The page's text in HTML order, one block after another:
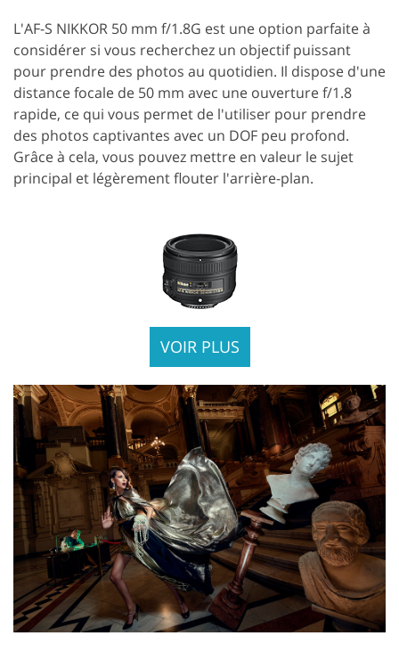
L'AF-S NIKKOR 50 mm f/1.8G est une option parfaite à
considérer si vous recherchez un objectif puissant
pour prendre des photos au quotidien. Il dispose d'une
distance focale de 50 mm avec une ouverture f/1.8
rapide, ce qui vous permet de l'utiliser pour prendre
des photos captivantes avec un DOF peu profond.
Grâce à cela, vous pouvez mettre en valeur le sujet
principal et légèrement flouter l'arrière-plan.
VOIR PLUS